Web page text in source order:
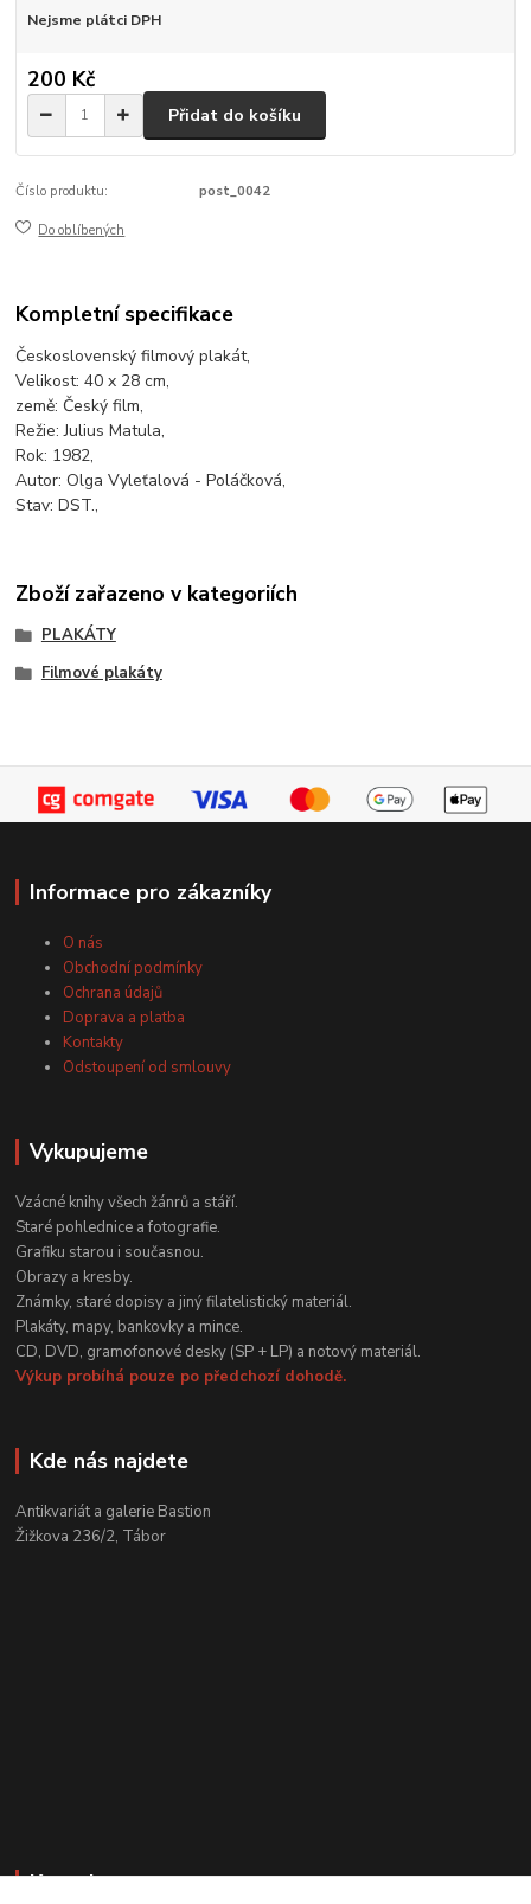
Nejsme plátci DPH
200 Kč
Přidat do košíku
Číslo produktu: post_0042
Do oblíbených
Kompletní specifikace
Československý filmový plakát,
Velikost: 40 x 28 cm,
země: Český film,
Režie: Julius Matula,
Rok: 1982,
Autor: Olga Vyleťalová - Poláčková,
Stav: DST.,
Zboží zařazeno v kategoriích
PLAKÁTY
Filmové plakáty
Informace pro zákazníky
O nás
Obchodní podmínky
Ochrana údajů
Doprava a platba
Kontakty
Odstoupení od smlouvy
Vykupujeme
Vzácné knihy všech žánrů a stáří.
Staré pohlednice a fotografie.
Grafiku starou i současnou.
Obrazy a kresby.
Známky, staré dopisy a jiný filatelistický materiál.
Plakáty, mapy, bankovky a mince.
CD, DVD, gramofonové desky (SP + LP) a notový materiál.
Výkup probíhá pouze po předchozí dohodě.
Kde nás najdete
Antikvariát a galerie Bastion
Žižkova 236/2, Tábor
Kontakty